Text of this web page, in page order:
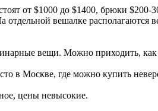
от $1000 до $1400, брюки
вешалке
вещи. Можно приходить, как
в Москве, где можно купить
цены невысокие.